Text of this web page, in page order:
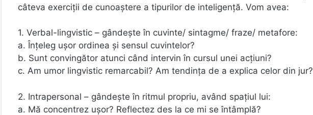
câteva exerciţii de cunoaştere a tipurilor de inteligenţă. Vom avea:
1. Verbal-lingvistic – gândeşte în cuvinte/ sintagme/ fraze/ metafore:
a. Înţeleg uşor ordinea şi sensul cuvintelor?
b. Sunt convingător atunci când intervin în cursul unei acţiuni?
c. Am umor lingvistic remarcabil? Am tendinţa de a explica celor din jur?
2. Intrapersonal – gândeşte în ritmul propriu, având spaţiul lui:
a. Mă concentrez uşor? Reflectez des la ce mi se întâmplă?